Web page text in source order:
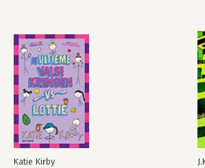
Katie Kirby